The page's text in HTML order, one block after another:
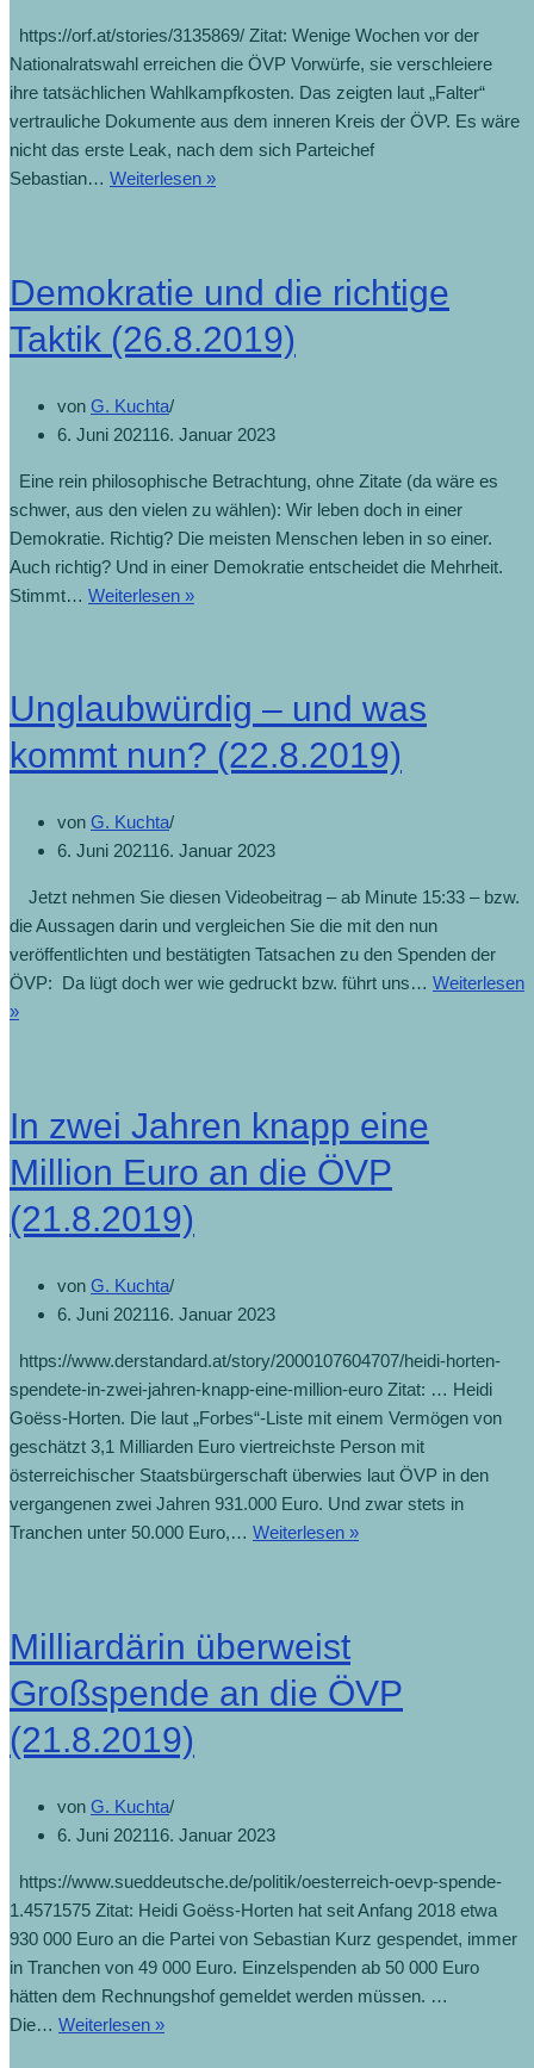
https://orf.at/stories/3135869/ Zitat: Wenige Wochen vor der
Nationalratswahl erreichen die ÖVP Vorwürfe, sie verschleiere
ihre tatsächlichen Wahlkampfkosten. Das zeigten laut „Falter“
vertrauliche Dokumente aus dem inneren Kreis der ÖVP. Es wäre
nicht das erste Leak, nach dem sich Parteichef
Sebastian… Weiterlesen »Indiskretionen
Parteien
Demokratie und die richtige
Taktik (26.8.2019)
von G. Kuchta
6. Juni 202116. Januar 2023
Eine rein philosophische Betrachtung, ohne Zitate (da wäre es
schwer, aus den vielen zu wählen): Wir leben doch in einer
Demokratie. Richtig? Die meisten Menschen leben in so einer.
Auch richtig? Und in einer Demokratie entscheidet die Mehrheit.
Stimmt… Weiterlesen »Demokratie
Taktik
(26.8.2019)
Unglaubwürdig – und was
kommt nun? (22.8.2019)
von G. Kuchta
6. Juni 202116. Januar 2023
Jetzt nehmen Sie diesen Videobeitrag – ab Minute 15:33 – bzw.
die Aussagen darin und vergleichen Sie die mit den nun
veröffentlichten und bestätigten Tatsachen zu den Spenden der
ÖVP: Da lügt doch wer wie gedruckt bzw. führt uns… Weiterlesen
»Unglaubwürdig
kommt
(22.8.2019)
In zwei Jahren knapp eine
Million Euro an die ÖVP
(21.8.2019)
von G. Kuchta
6. Juni 202116. Januar 2023
https://www.derstandard.at/story/2000107604707/heidi-horten-
spendete-in-zwei-jahren-knapp-eine-million-euro Zitat: … Heidi
Goëss-Horten. Die laut „Forbes“-Liste mit einem Vermögen von
geschätzt 3,1 Milliarden Euro viertreichste Person mit
österreichischer Staatsbürgerschaft überwies laut ÖVP in den
vergangenen zwei Jahren 931.000 Euro. Und zwar stets in
Tranchen unter 50.000 Euro,… Weiterlesen »In
Euro
Milliardärin überweist
Großspende an die ÖVP
(21.8.2019)
von G. Kuchta
6. Juni 202116. Januar 2023
https://www.sueddeutsche.de/politik/oesterreich-oevp-spende-
1.4571575 Zitat: Heidi Goëss-Horten hat seit Anfang 2018 etwa
930 000 Euro an die Partei von Sebastian Kurz gespendet, immer
in Tranchen von 49 000 Euro. Einzelspenden ab 50 000 Euro
hätten dem Rechnungshof gemeldet werden müssen. …
Die… Weiterlesen »Milliardärin